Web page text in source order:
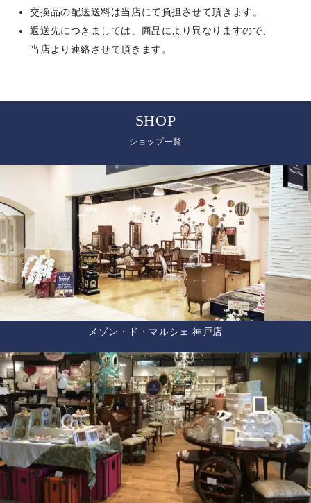
交換品の配送送料は当店にて負担させて頂きます。
返送先につきましては、商品により異なりますので、
当店より連絡させて頂きます。
SHOP
ショップ一覧
メゾン・ド・マルシェ 神戸店